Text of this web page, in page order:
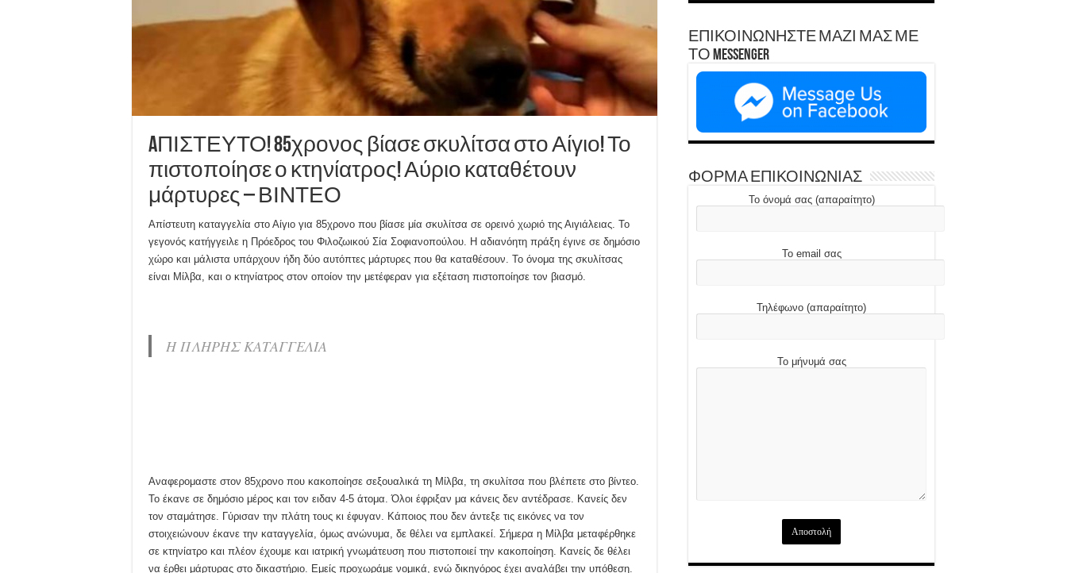
AΠΙΣΤΕΥΤΟ! 85χρονος βίασε σκυλίτσα στο Αίγιο! Το
πιστοποίησε ο κτηνίατρος! Αύριο καταθέτουν
μάρτυρες – ΒΙΝΤΕΟ
Απίστευτη καταγγελία στο Αίγιο για 85χρονο που βίασε μία σκυλίτσα σε ορεινό χωριό της Αιγιάλειας. Το
γεγονός κατήγγειλε η Πρόεδρος του Φιλοζωικού Σία Σοφιανοπούλου. Η αδιανόητη πράξη έγινε σε δημόσιο
χώρο και μάλιστα υπάρχουν ήδη δύο αυτόπτες μάρτυρες που θα καταθέσουν. Το όνομα της σκυλίτσας
είναι Μίλβα, και ο κτηνίατρος στον οποίον την μετέφεραν για εξέταση πιστοποίησε τον βιασμό.
Η ΠΛΗΡΗΣ ΚΑΤΑΓΓΕΛΙΑ
Αναφερομαστε στον 85χρονο που κακοποίησε σεξουαλικά τη Μίλβα, τη σκυλίτσα που βλέπετε στο βίντεο.
Το έκανε σε δημόσιο μέρος και τον ειδαν 4-5 άτομα. Όλοι έφριξαν μα κάνεις δεν αντέδρασε. Κανείς δεν
τον σταμάτησε. Γύρισαν την πλάτη τους κι έφυγαν. Κάποιος που δεν άντεξε τις εικόνες να τον
στοιχειώνουν έκανε την καταγγελία, όμως ανώνυμα, δε θέλει να εμπλακεί. Σήμερα η Μίλβα μεταφέρθηκε
σε κτηνίατρο και πλέον έχουμε και ιατρική γνωμάτευση που πιστοποιεί την κακοποίηση. Κανείς δε θέλει
να έρθει μάρτυρας στο δικαστήριο. Εμείς προχωράμε νομικά, ενώ δικηγόρος έχει αναλάβει την υπόθεση.
ΕΠΙΚΟΙΝΩΝΗΣΤΕ ΜΑΖΙ ΜΑΣ ΜΕ
ΤΟ Messenger
ΦΟΡΜΑ ΕΠΙΚΟΙΝΩΝΙΑΣ
Το όνομά σας (απαραίτητο)
Το email σας
Τηλέφωνο (απαραίτητο)
Το μήνυμά σας